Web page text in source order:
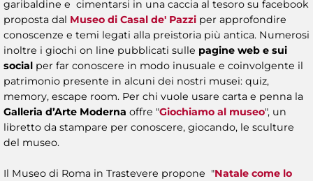
garibaldine e cimentarsi in una caccia al tesoro su facebook
proposta dal Museo di Casal de' Pazzi per approfondire
conoscenze e temi legati alla preistoria più antica. Numerosi
inoltre i giochi on line pubblicati sulle pagine web e sui
social per far conoscere in modo inusuale e coinvolgente il
patrimonio presente in alcuni dei nostri musei: quiz,
memory, escape room. Per chi vuole usare carta e penna la
Galleria d’Arte Moderna offre "Giochiamo al museo", un
libretto da stampare per conoscere, giocando, le sculture
del museo.
Il Museo di Roma in Trastevere propone "Natale come lo